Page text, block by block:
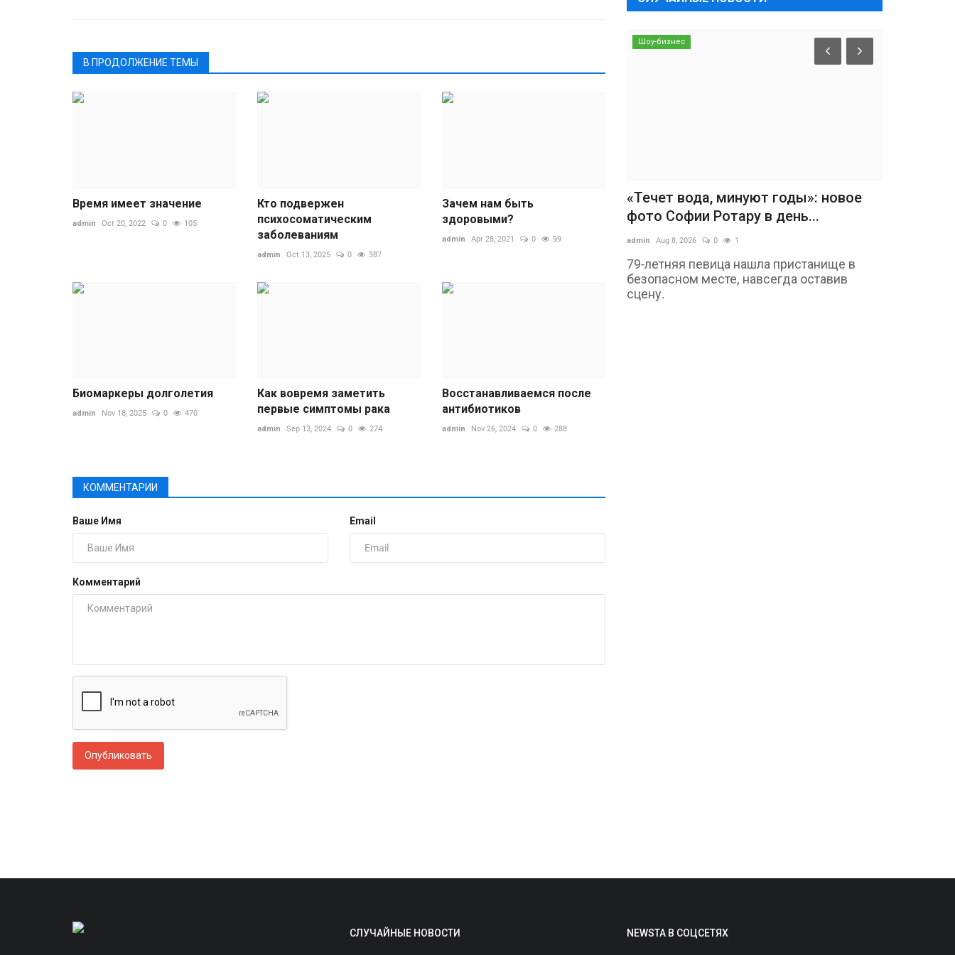
В ПРОДОЛЖЕНИЕ ТЕМЫ
Время имеет значение
admin Oct 20, 2022 0 105
Кто подвержен
психосоматическим
заболеваниям
admin Oct 13, 2025 0 387
Зачем нам быть
здоровыми?
admin Apr 28, 2021 0 99
Биомаркеры долголетия
admin Nov 18, 2025 0 470
Как вовремя заметить
первые симптомы рака
admin Sep 13, 2024 0 274
Восстанавливаемся после
антибиотиков
admin Nov 26, 2024 0 288
КОММЕНТАРИИ
Ваше Имя Email
Комментарий
Опубликовать
Шоу-бизнес
«Течет вода, минуют годы»: новое
фото Софии Ротару в день...
admin Aug 8, 2026 0 1
79-летняя певица нашла пристанище в
безопасном месте, навсегда оставив
сцену.
СЛУЧАЙНЫЕ НОВОСТИ NEWSTA В СОЦСЕТЯХ